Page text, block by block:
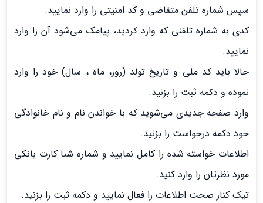
سپس شماره تلفن متقاضی و کد امنیتی را وارد نمایید.
کدی به شماره تلفنی که وارد کردید، پیامک می‌شود آن را وارد
نمایید.
حالا باید کد ملی و تاریخ تولد (روز، ماه ، سال) خود را وارد
نموده و دکمه ثبت را بزنید.
وارد صفحه جدیدی می‌شوید که با خواندن نام و نام خانوادگی
خود دکمه درخواست را بزنید.
اطلاعات خواسته شده را کامل نمایید و شماره شبا کارت بانکی
مورد نظرتان را وارد کنید.
تیک کنار صحت اطلاعات را فعال نمایید و دکمه ثبت را بزنید.